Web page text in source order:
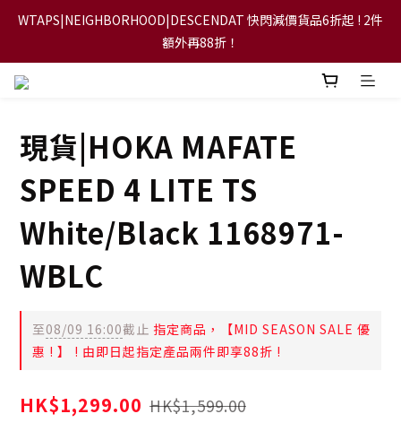
【FLASH SALE 兩件指定現貨產品即享88折】
WTAPS|NEIGHBORHOOD|DESCENDAT 快閃減價貨品6折起 ! 2件
額外再88折！
【立即加入會員，每次消費將可獲禮金回贈下一次使用！】
【FLASH SALE 兩件指定現貨產品即享88折】
現貨|HOKA MAFATE
SPEED 4 LITE TS
White/Black 1168971-
WBLC
至08/09 16:00截止 指定商品，【MID SEASON SALE 優
惠 ! 】 ! 由即日起指定產品兩件即享88折 !
HK$1,299.00 HK$1,599.00